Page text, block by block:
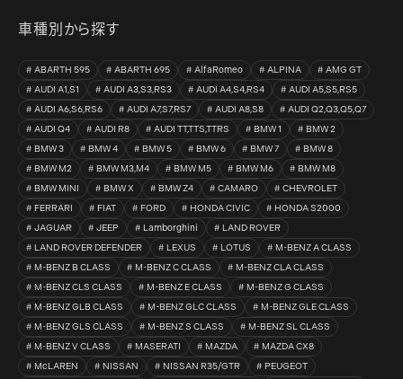
車種別から探す
ABARTH 595 ABARTH 695 AlfaRomeo ALPINA
AMG GT
AUDI A1,S1
AUDI A3,S3,RS3 AUDI A4,S4,RS4
AUDI A5,S5,RS5
AUDI A6,S6,RS6
AUDI A7,S7,RS7 AUDI A8,S8
AUDI Q2,Q3,Q5,Q7
AUDI Q4
AUDI R8 AUDI TT,TTS,TTRS BMW 1
BMW 2
BMW 3
BMW 4 BMW 5 BMW 6 BMW 7
BMW 8
BMW M2
BMW M3,M4 BMW M5 BMW M6
BMW M8
BMW MINI
BMW X BMW Z4 CAMARO
CHEVROLET
FERRARI
FIAT FORD HONDA CIVIC
HONDA S2000
JAGUAR
JEEP Lamborghini
LAND ROVER
LAND ROVER DEFENDER
LEXUS LOTUS
M-BENZ A CLASS
M-BENZ B CLASS
M-BENZ C CLASS
M-BENZ CLA CLASS
M-BENZ CLS CLASS
M-BENZ E CLASS
M-BENZ G CLASS
M-BENZ GLB CLASS
M-BENZ GLC CLASS
M-BENZ GLE CLASS
M-BENZ GLS CLASS
M-BENZ S CLASS
M-BENZ SL CLASS
M-BENZ V CLASS
MASERATI MAZDA
MAZDA CX8
McLAREN
NISSAN NISSAN R35/GTR
PEUGEOT